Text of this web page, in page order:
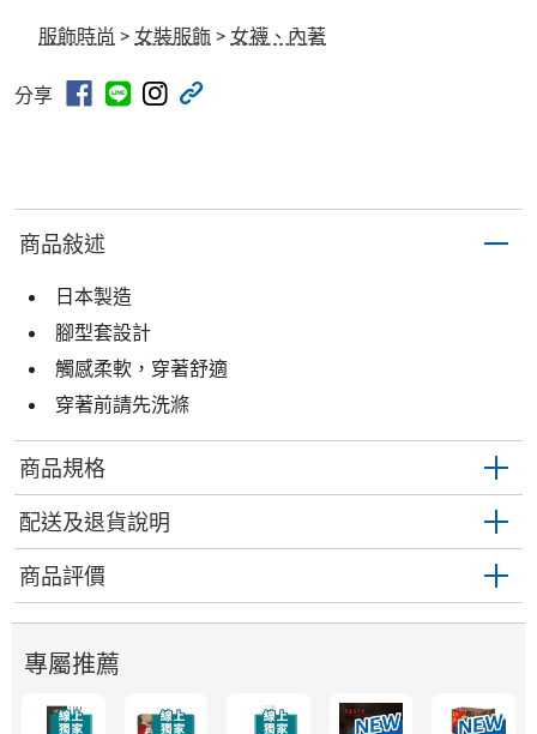
服飾時尚 > 女裝服飾 > 女襪、內著
分享
商品敍述
日本製造
腳型套設計
觸感柔軟，穿著舒適
穿著前請先洗滌
商品規格
配送及退貨說明
商品評價
專屬推薦